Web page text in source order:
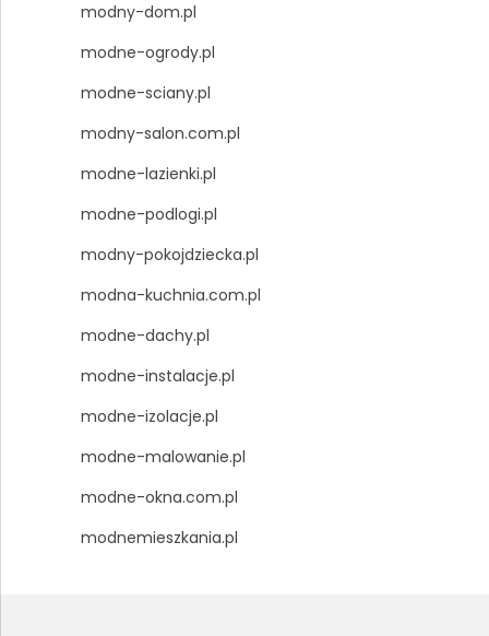
modny-dom.pl
modne-ogrody.pl
modne-sciany.pl
modny-salon.com.pl
modne-lazienki.pl
modne-podlogi.pl
modny-pokojdziecka.pl
modna-kuchnia.com.pl
modne-dachy.pl
modne-instalacje.pl
modne-izolacje.pl
modne-malowanie.pl
modne-okna.com.pl
modnemieszkania.pl